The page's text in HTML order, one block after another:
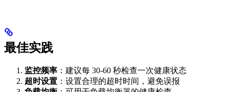
最佳实践
监控频率 ：建议每 30-60 秒检查一次健康状态
超时设置 ：设置合理的超时时间，避免误报